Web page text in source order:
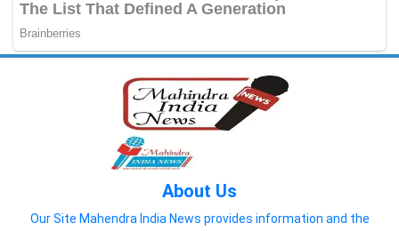
About Us
Our Site Mahendra India News provides information and the